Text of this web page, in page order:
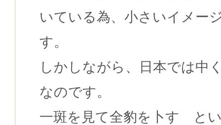
いている為、小さいイメー
す。
しかしながら、日本では中
なのです。
一斑を見て全豹を卜す と